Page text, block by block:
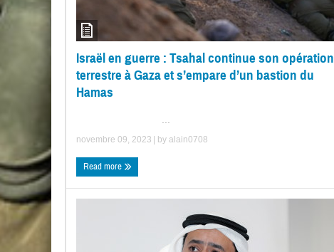
Israël en guerre : Tsahal continue son opération
terrestre à Gaza et s’empare d’un bastion du
Hamas
novembre 09, 2023 | by alain0708
Read more